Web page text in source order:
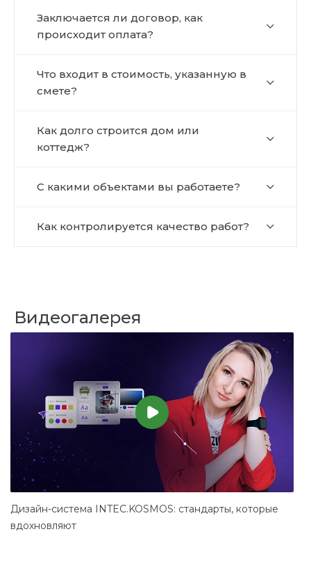
Заключается ли договор, как
происходит оплата?
Что входит в стоимость, указанную в
смете?
Как долго строится дом или
коттедж?
С какими объектами вы работаете?
Как контролируется качество работ?
Видеогалерея
Дизайн-система INTEC.KOSMOS: стандарты, которые
вдохновляют